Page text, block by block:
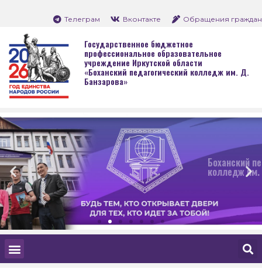
Телеграм Вконтакте Обращения граждан
Государственное бюджетное
профессиональное образовательное
учреждение Иркутской области
«Боханский педагогический колледж им. Д.
Банзарова»
Боханский педагогический
колледж им. Д. Банзарова